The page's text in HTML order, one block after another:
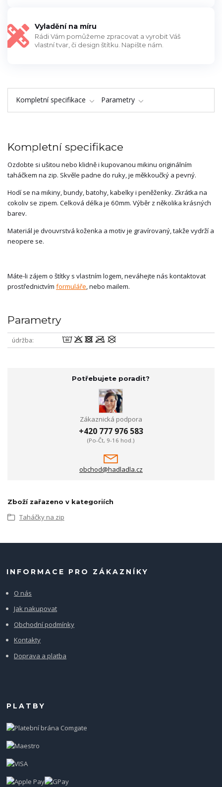
Vyladění na míru
Rádi Vám pomůžeme zpracovat a vyrobit Váš
vlastní tvar, či design štítku. Napište nám.
Kompletní specifikace Parametry
Kompletní specifikace
Ozdobte si ušitou nebo klidně i kupovanou mikinu originálním
taháčkem na zip. Skvěle padne do ruky, je měkkoučký a pevný.
Hodí se na mikiny, bundy, batohy, kabelky i peněženky. Zkrátka na
cokoliv se zipem. Celková délka je 60mm. Výběr z několika krásných
barev.
Materiál je dvouvrstvá koženka a motiv je gravírovaný, takže vydrží a
neopere se.
Máte-li zájem o štítky s vlastním logem, neváhejte nás kontaktovat
prostřednictvím formuláře, nebo mailem.
Parametry
údržba wodmU
Potřebujete poradit?
Zákaznická podpora
+420 777 976 583
(Po-Čt, 9-16 hod.)
obchod@hadladla.cz
Zboží zařazeno v kategoriích
Taháčky na zip
INFORMACE PRO ZÁKAZNÍKY
O nás
Jak nakupovat
Obchodní podmínky
Kontakty
Doprava a platba
PLATBY